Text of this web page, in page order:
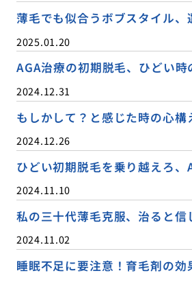
薄毛でも似合うボブスタイル、
2025.01.20
AGA治療の初期脱毛、ひどい時
2024.12.31
もしかして？と感じた時の心構
2024.12.26
ひどい初期脱毛を乗り越えろ、
2024.11.10
私の三十代薄毛克服、治ると信
2024.11.02
睡眠不足に要注意！育毛剤の効